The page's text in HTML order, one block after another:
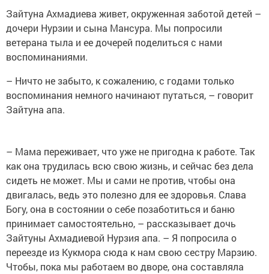
Зайтуна Ахмадиева живет, окруженная заботой детей –
дочери Нурзии и сына Мансура. Мы попросили
ветерана тыла и ее дочерей поделиться с нами
воспоминаниями.
– Ничто не забыто, к сожалению, с годами только
воспоминания немного начинают путаться, – говорит
Зайтуна апа.
– Мама переживает, что уже не пригодна к работе. Так
как она трудилась всю свою жизнь, и сейчас без дела
сидеть не может. Мы и сами не против, чтобы она
двигалась, ведь это полезно для ее здоровья. Слава
Богу, она в состоянии о себе позаботиться и баню
принимает самостоятельно, – рассказывает дочь
Зайтуны Ахмадиевой Нурзия апа. – Я попросила о
переезде из Кукмора сюда к нам свою сестру Марзию.
Чтобы, пока мы работаем во дворе, она составляла